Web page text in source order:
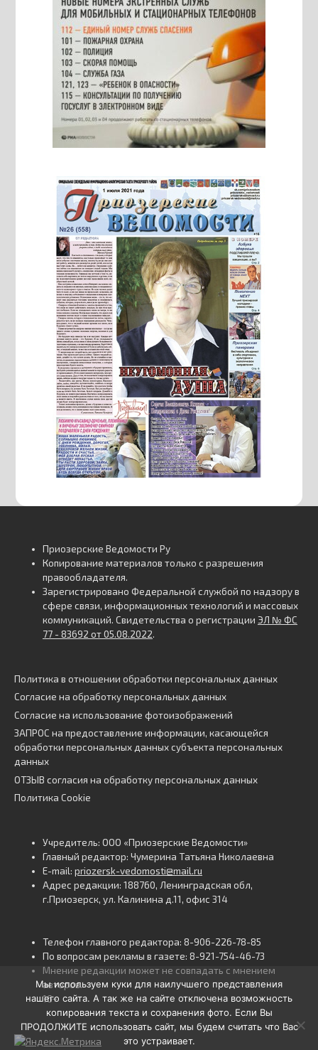
Приозерские Ведомости Ру
Копирование материалов только с разрешения
правообладателя.
Зарегистрировано Федеральной службой по надзору в
сфере связи, информационных технологий и массовых
коммуникаций. Свидетельства о регистрации ЭЛ № ФС
77 - 83692 от 05.08.2022.
Политика в отношении обработки персональных данных
Согласие на обработку персональных данных
Согласие на использование фотоизображений
ЗАПРОС на предоставление информации, касающейся
обработки персональных данных субъекта персональных
данных
ОТЗЫВ согласия на обработку персональных данных
Политика Cookie
Учредитель: ООО «Приозерские Ведомости»
Главный редактор: Чумерина Татьяна Николаевна
E-mail: priozersk-vedomosti@mail.ru
Адрес редакции: 188760, Ленинградская обл,
г.Приозерск, ул. Калинина д.11, офис 314
Телефон главного редактора: 8-906-226-78-85
По вопросам рекламы в газете: 8-921-754-46-73
Мнение редакции может не совпадать с мнением
авторов.
16+
Мы используем куки для наилучшего представления
нашего сайта. А так же на сайте отключена возможность
копирования текста и сохранения фото. Если Вы
ПРОДОЛЖИТЕ использовать сайт, мы будем считать что Вас
это устраивает.